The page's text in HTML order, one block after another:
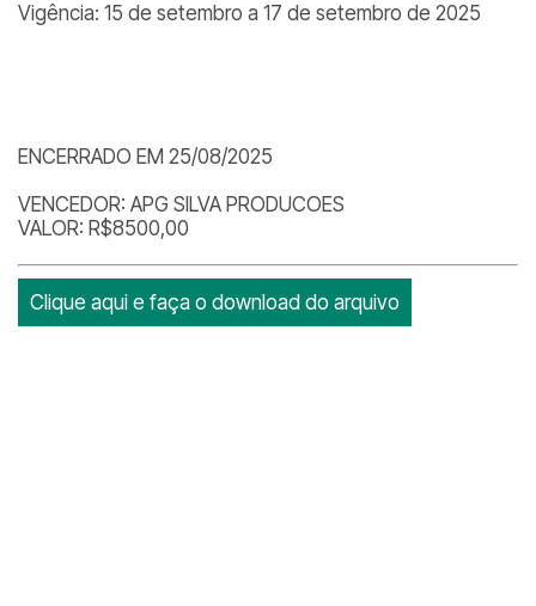
Vigência: 15 de setembro a 17 de setembro de 2025
ENCERRADO EM 25/08/2025
VENCEDOR: APG SILVA PRODUCOES
VALOR: R$8500,00
Clique aqui e faça o download do arquivo